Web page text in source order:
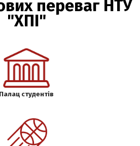
переваг НТУ
"ХПІ"
Палац студентів